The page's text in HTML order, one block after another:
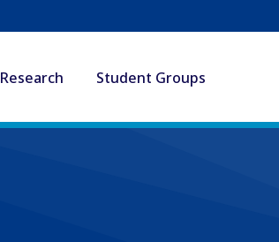
Research Student Groups